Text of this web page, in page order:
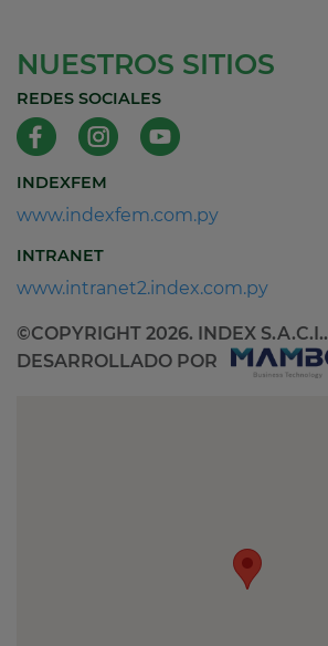
NUESTROS SITIOS
REDES SOCIALES
INDEXFEM
www.indexfem.com.py
INTRANET
www.intranet2.index.com.py
©COPYRIGHT 2026. INDEX S.A.C.I..
DESARROLLADO POR